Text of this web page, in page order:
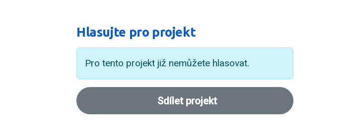
Hlasujte pro projekt
Pro tento projekt již nemůžete hlasovat.
Sdílet projekt